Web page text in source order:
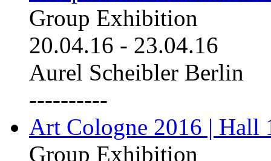
Group Exhibition
20.04.16 - 23.04.16
Aurel Scheibler Berlin
----------
Art Cologne 2016 | Hall
Group Exhibition